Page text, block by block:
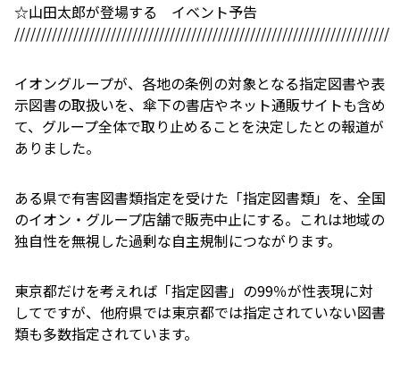
☆山田太郎が登場する イベント予告
//////////////////////////////////////////////////////////////////////
イオングループが、各地の条例の対象となる指定図書や表
示図書の取扱いを、傘下の書店やネット通販サイトも含め
て、グループ全体で取り止めることを決定したとの報道が
ありました。
ある県で有害図書類指定を受けた「指定図書類」を、全国
のイオン・グループ店舗で販売中止にする。これは地域の
独自性を無視した過剰な自主規制につながります。
東京都だけを考えれば「指定図書」の99％が性表現に対
してですが、他府県では東京都では指定されていない図書
類も多数指定されています。